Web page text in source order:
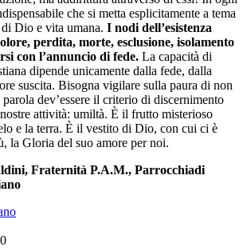
che si metta esplicitamente a tema
Dio e vita umana. I nodi dell’esistenza
perdita, morte, esclusione, isolamento
con l’annuncio di fede. La capacità di
dipende unicamente dalla fede, dalla
suscita. Bisogna vigilare sulla paura di non
parola dev’essere il criterio di discernimento
attività: umiltà. È il frutto misterioso
e la terra. È il vestito di Dio, con cui ci è
la Gloria del suo amore per noi.
Fraternità P.A.M., Parrocchiadi